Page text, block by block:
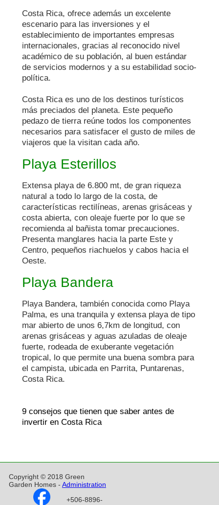
Costa Rica, ofrece además un excelente
escenario para las inversiones y el
establecimiento de importantes empresas
internacionales, gracias al reconocido nivel
académico de su población, al buen estándar
de servicios modernos y a su estabilidad socio-
política.
Costa Rica es uno de los destinos turísticos
más preciados del planeta. Este pequeño
pedazo de tierra reúne todos los componentes
necesarios para satisfacer el gusto de miles de
viajeros que la visitan cada año.
Playa Esterillos
Extensa playa de 6.800 mt, de gran riqueza
natural a todo lo largo de la costa, de
características rectilíneas, arenas grisáceas y
costa abierta, con oleaje fuerte por lo que se
recomienda al bañista tomar precauciones.
Presenta manglares hacia la parte Este y
Centro, pequeños riachuelos y cabos hacia el
Oeste.
Playa Bandera
Playa Bandera, también conocida como Playa
Palma, es una tranquila y extensa playa de tipo
mar abierto de unos 6,7km de longitud, con
arenas grisáceas y aguas azuladas de oleaje
fuerte, rodeada de exuberante vegetación
tropical, lo que permite una buena sombra para
el campista, ubicada en Parrita, Puntarenas,
9 consejos que tienen que saber antes de
invertir en Costa Rica
Copyright © 2018 Green
Garden Homes - Administration
+506-8896-